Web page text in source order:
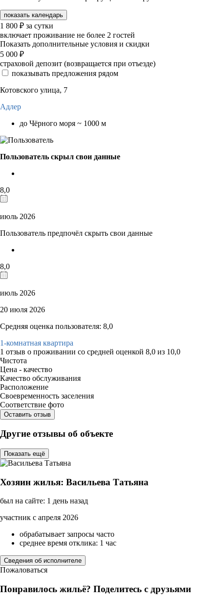
показать календарь
1 800 ₽ за сутки
включает проживание не более 2 гостей
Показать дополнительные условия и скидки
5 000 ₽
страховой депозит (возвращается при отъезде)
показывать предложения рядом
Котовского улица, 7
Адлер
до Чёрного моря ~ 1000 м
Пользователь скрыл свои данные
8,0
июль 2026
Пользователь предпочёл скрыть свои данные
8,0
июль 2026
20 июля 2026
Средняя оценка пользователя: 8,0
1-комнатная квартира
1 отзыв о проживании со средней оценкой 8,0 из 10,0
Чистота
Цена - качество
Качество обслуживания
Расположение
Своевременность заселения
Соответствие фото
Оставить отзыв
Другие отзывы об объекте
Показать ещё
Хозяин жилья: Васильева Татьяна
был на сайте: 1 день назад
участник с апреля 2026
обрабатывает запросы часто
среднее время отклика: 1 час
Сведения об исполнителе
Пожаловаться
Понравилось жильё? Поделитесь с друзьями